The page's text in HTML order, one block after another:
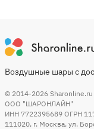
Воздушные шары с
© 2014-2026 Sharonline.ru
ООО "ШАРОНЛАЙН"
ИНН 7722395689 ОГРН
111020, г. Москва, ул.